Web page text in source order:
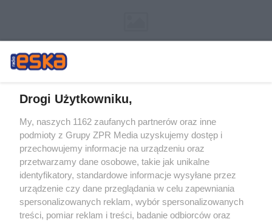
Żaden utwór zamieszczony w serwisie nie może być powielany i
rozpowszechniany lub dalej rozpowszechniany w jakikolwiek sposób (w
tym także elektroniczny lub mechaniczny) na jakimkolwiek polu
eksploatacji w jakiejkolwiek formie, włącznie z umieszczaniem w Internecie
bez pisemnej zgody właściciela praw. Jakiekolwiek użycie lub
wykorzystanie utworów w całości lub w części z naruszeniem prawa, tzn.
bez właściwej zgody, jest zabronione pod groźbą kary i może być ścigane
prawnie.
Drogi Użytkowniku,
My, naszych 1162 zaufanych partnerów oraz inne
podmioty z Grupy ZPR Media uzyskujemy dostęp i
przechowujemy informacje na urządzeniu oraz
przetwarzamy dane osobowe, takie jak unikalne
identyfikatory, standardowe informacje wysyłane przez
urządzenie czy dane przeglądania w celu zapewniania
spersonalizowanych reklam, wybór spersonalizowanych
treści, pomiar reklam i treści, badanie odbiorców oraz